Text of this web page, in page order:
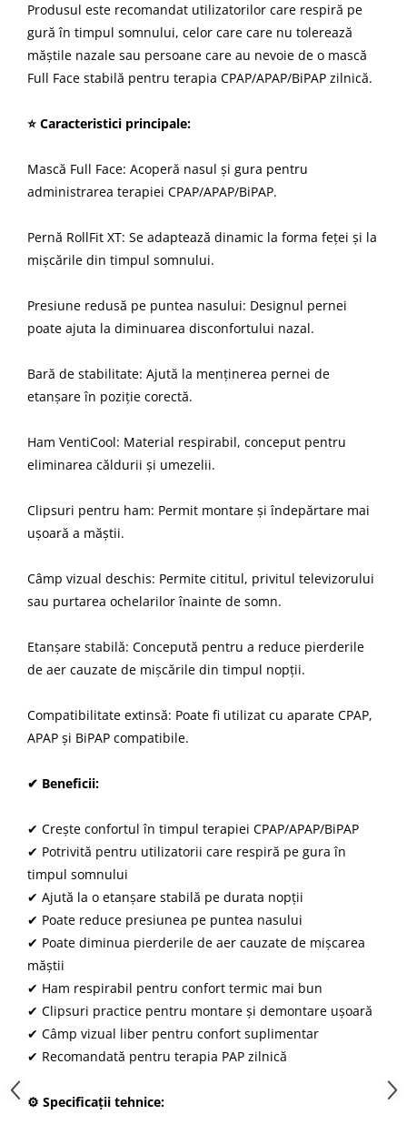
Produsul este recomandat utilizatorilor care respiră pe
gură în timpul somnului, celor care care nu tolerează
măștile nazale sau persoane care au nevoie de o mască
Full Face stabilă pentru terapia CPAP/APAP/BiPAP zilnică.
⭐ Caracteristici principale:
Mască Full Face: Acoperă nasul și gura pentru
administrarea terapiei CPAP/APAP/BiPAP.
Pernă RollFit XT: Se adaptează dinamic la forma feței și la
mișcările din timpul somnului.
Presiune redusă pe puntea nasului: Designul pernei
poate ajuta la diminuarea disconfortului nazal.
Bară de stabilitate: Ajută la menținerea pernei de
etanșare în poziție corectă.
Ham VentiCool: Material respirabil, conceput pentru
eliminarea căldurii și umezelii.
Clipsuri pentru ham: Permit montare și îndepărtare mai
ușoară a măștii.
Câmp vizual deschis: Permite cititul, privitul televizorului
sau purtarea ochelarilor înainte de somn.
Etanșare stabilă: Concepută pentru a reduce pierderile
de aer cauzate de mișcările din timpul nopții.
Compatibilitate extinsă: Poate fi utilizat cu aparate CPAP,
APAP și BiPAP compatibile.
✔ Beneficii:
✔ Crește confortul în timpul terapiei CPAP/APAP/BiPAP
✔ Potrivită pentru utilizatorii care respiră pe gura în
timpul somnului
✔ Ajută la o etanșare stabilă pe durata nopții
✔ Poate reduce presiunea pe puntea nasului
✔ Poate diminua pierderile de aer cauzate de mișcarea
măștii
✔ Ham respirabil pentru confort termic mai bun
✔ Clipsuri practice pentru montare și demontare ușoară
✔ Câmp vizual liber pentru confort suplimentar
✔ Recomandată pentru terapia PAP zilnică
⚙ Specificații tehnice: